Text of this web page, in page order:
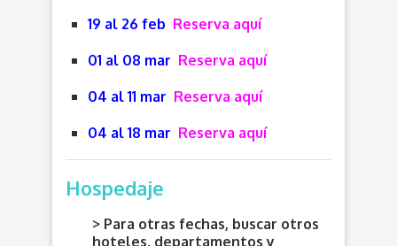
19 al 26 feb Reserva aquí
01 al 08 mar Reserva aquí
04 al 11 mar Reserva aquí
04 al 18 mar Reserva aquí
Hospedaje
> Para otras fechas, buscar otros
hoteles, departamentos y